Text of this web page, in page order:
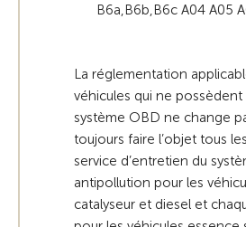
B6a,B6b,B6c A04 A05
La réglementation
véhicules qui ne possèdent
système OBD ne change
toujours faire l’objet tous
service d’entretien du
antipollution pour les
catalyseur et diesel et